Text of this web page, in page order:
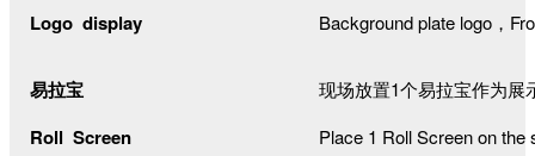
Logo display
Background plate logo，
易拉宝
Roll Screen
现场放置1个易拉宝作为展
Place 1 Roll Screen on